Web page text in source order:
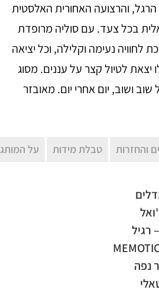
והרצועה האחורית האלסטית
בכל צעד. עם סוליה מרופדת
לחוויה נעימה וקלילה, וכל יציאה
יצאת לטיול קצר על עננים. מסוג
ושוב, יום אחרי יום. מאובזר
והחזרות טבלת מידות על המותג
נפה